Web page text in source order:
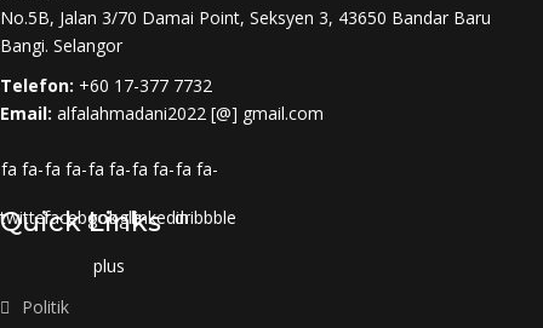
No.5B, Jalan 3/70 Damai Point, Seksyen 3, 43650 Bandar Baru
Bangi. Selangor
Telefon: +60 17-377 7732
Email: alfalahmadani2022 [@] gmail.com
fa fa-
twitter
fa fa-
facebook
fa fa-
google-
plus
fa fa-
linkedin
fa fa-
dribbble
Quick Links
Politik